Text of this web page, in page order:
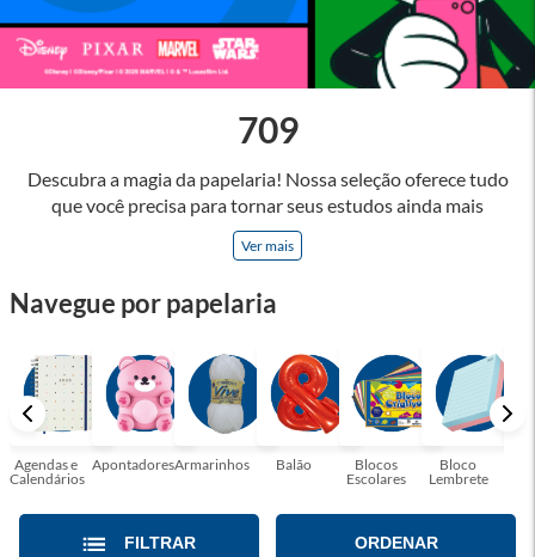
Descubra a magia da papelaria! Nossa seleção oferece tudo
que você precisa para tornar seus estudos ainda mais
inspiradores e produtos que tornarão sua rotina profissional
mais eficiente e agradável. Abrace a arte de escrever,
cores, ideias e possibilidades. Tenha certeza, temos a
encantadora! Seja para estudantes em busca do material
perfeito para suas aulas, profissionais que buscam organizar
seus escritórios, temos tudo que você precisa!
Ver mais
709
Navegue por papelaria
Agendas e
Calendários
ApontadoresArmarinhos Balão
Blocos
Escolares
Bloco
Lembrete
FILTRAR ORDENAR